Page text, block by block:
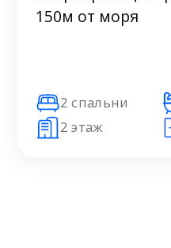
150м от моря
2 спальни
2 этаж